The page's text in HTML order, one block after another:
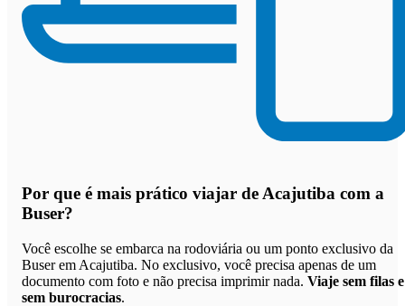
Por que é mais prático viajar de Acajutiba com a
Buser?
Você escolhe se embarca na rodoviária ou um ponto exclusivo da
Buser em Acajutiba. No exclusivo, você precisa apenas de um
documento com foto e não precisa imprimir nada. Viaje sem filas e
sem burocracias.